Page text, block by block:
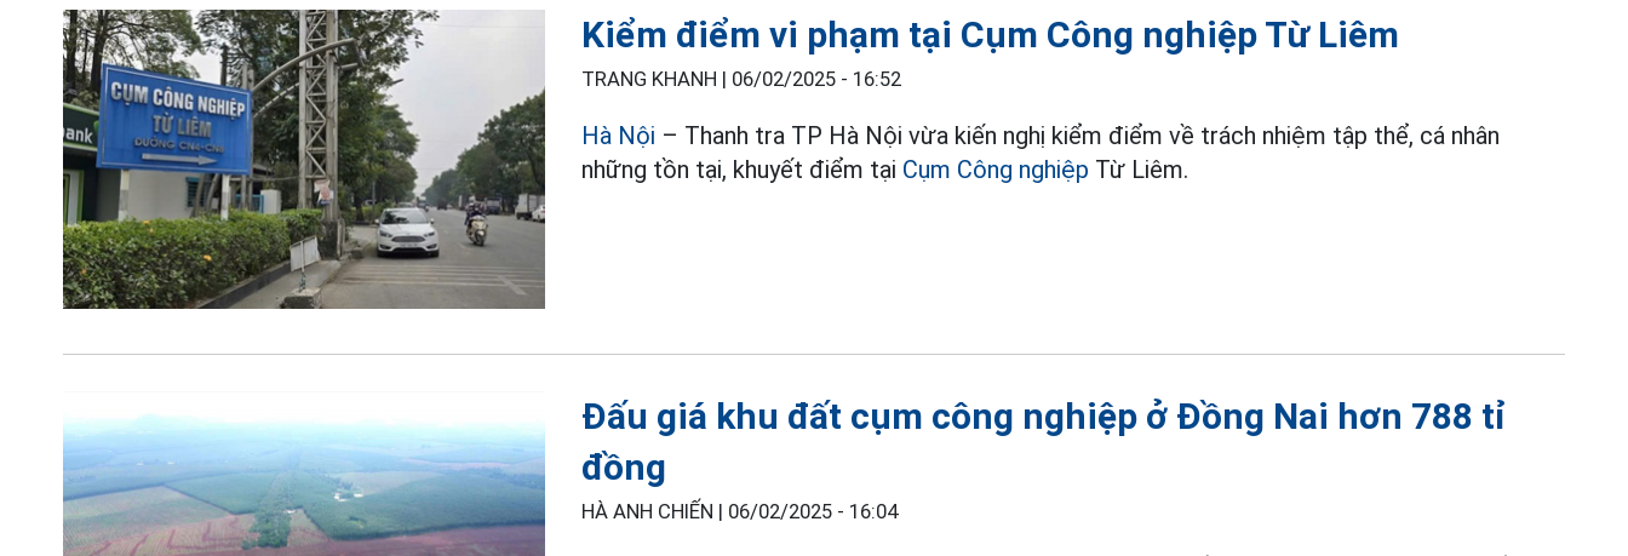
Kiểm điểm vi phạm tại Cụm Công nghiệp Từ Liêm
TRANG KHANH | 06/02/2025 - 16:52
Hà Nội – Thanh tra TP Hà Nội vừa kiến nghị kiểm điểm về trách nhiệm tập thể, cá nhân
những tồn tại, khuyết điểm tại Cụm Công nghiệp Từ Liêm.
Đấu giá khu đất cụm công nghiệp ở Đồng Nai hơn 788 tỉ
đồng
HÀ ANH CHIẾN | 06/02/2025 - 16:04